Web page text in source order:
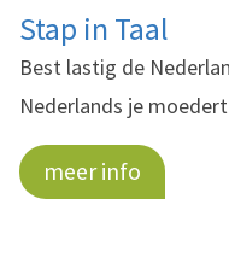
Stap in Taal
Best lastig de
Nederlands je
meer info